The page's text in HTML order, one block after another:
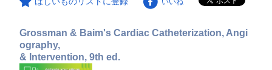
Grossman & Baim's Cardiac Catheterization, Angi
ography,
& Intervention, 9th ed.